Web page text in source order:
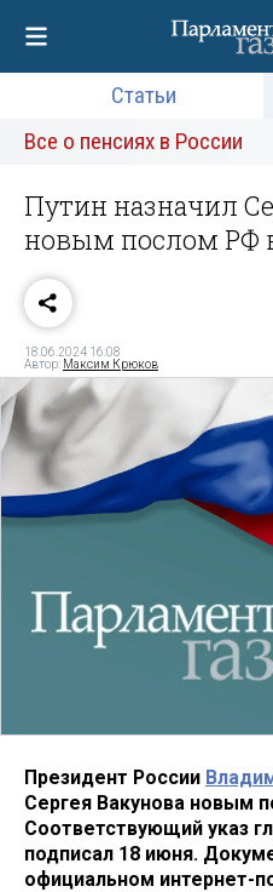
Статьи
Все о пенсиях в России
Путин назначил
новым послом РФ
18.06.2024 16:08
Автор: Максим Крюков
Президент России
Сергея Вакунова новым
Соответствующий указ
подписал 18 июня.
официальном интернет-